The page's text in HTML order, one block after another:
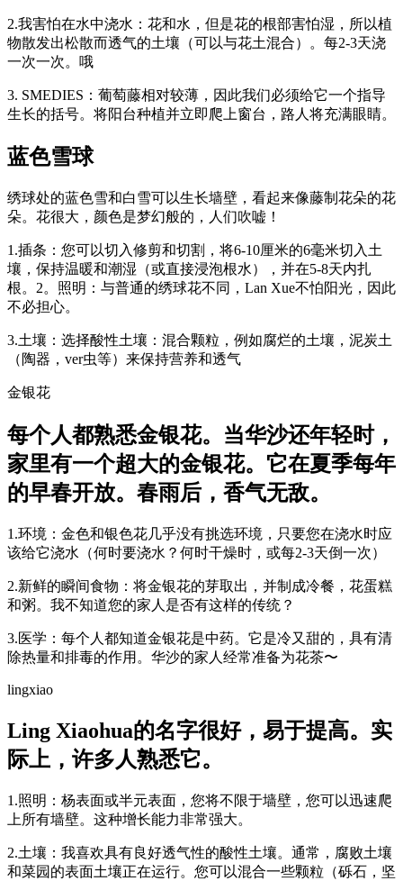
2.我害怕在水中浇水：花和水，但是花的根部害怕湿，所以植
物散发出松散而透气的土壤（可以与花土混合）。每2-3天浇
一次一次。哦
3. SMEDIES：葡萄藤相对较薄，因此我们必须给它一个指导
生长的括号。将阳台种植并立即爬上窗台，路人将充满眼睛。
蓝色雪球
绣球处的蓝色雪和白雪可以生长墙壁，看起来像藤制花朵的花
朵。花很大，颜色是梦幻般的，人们吹嘘！
1.插条：您可以切入修剪和切割，将6-10厘米的6毫米切入土
壤，保持温暖和潮湿（或直接浸泡根水），并在5-8天内扎
根。2。照明：与普通的绣球花不同，Lan Xue不怕阳光，因此
不必担心。
3.土壤：选择酸性土壤：混合颗粒，例如腐烂的土壤，泥炭土
（陶器，ver虫等）来保持营养和透气
金银花
每个人都熟悉金银花。当华沙还年轻时，
家里有一个超大的金银花。它在夏季每年
的早春开放。春雨后，香气无敌。
1.环境：金色和银色花几乎没有挑选环境，只要您在浇水时应
该给它浇水（何时要浇水？何时干燥时，或每2-3天倒一次）
2.新鲜的瞬间食物：将金银花的芽取出，并制成冷餐，花蛋糕
和粥。我不知道您的家人是否有这样的传统？
3.医学：每个人都知道金银花是中药。它是冷又甜的，具有清
除热量和排毒的作用。华沙的家人经常准备为花茶〜
lingxiao
Ling Xiaohua的名字很好，易于提高。实
际上，许多人熟悉它。
1.照明：杨表面或半元表面，您将不限于墙壁，您可以迅速爬
上所有墙壁。这种增长能力非常强大。
2.土壤：我喜欢具有良好透气性的酸性土壤。通常，腐败土壤
和菜园的表面土壤正在运行。您可以混合一些颗粒（砾石，坚